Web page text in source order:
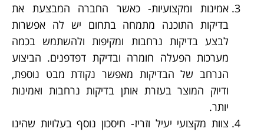
אמינות ומקצועיות- כאשר החברה המבצעת את
בדיקות התוכנה מתמחה בתחום יש לה אפשרות
לבצע בדיקות נרחבות ומקיפות ולהשתמש בכמה
מערכות הפעלה חומרה ובדיקת דפדפנים. הביצוע
הנרחב של הבדיקות מאפשר נקודת מבט נוספת,
ודיוק המוצר בעזרת אותן בדיקות נרחבות ואמינות
יותר.
צוות מקצועי יעיל וזריז- חיסכון נוסף בעלויות שהינו